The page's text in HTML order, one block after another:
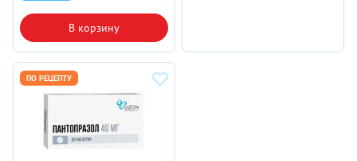
В корзину
ПО РЕЦЕПТУ